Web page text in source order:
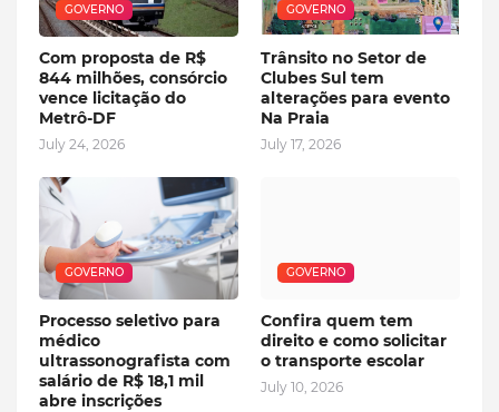
GOVERNO
Com proposta de R$
844 milhões, consórcio
vence licitação do
Metrô-DF
July 24, 2026
GOVERNO
Trânsito no Setor de
Clubes Sul tem
alterações para evento
Na Praia
July 17, 2026
GOVERNO
Processo seletivo para
médico
ultrassonografista com
salário de R$ 18,1 mil
abre inscrições
GOVERNO
Confira quem tem
direito e como solicitar
o transporte escolar
July 10, 2026